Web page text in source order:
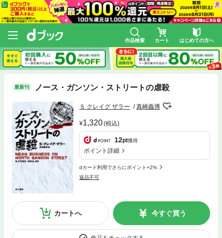
作品検索 カート はじめての方へ
最新刊 ノース・ガンソン・ストリートの虐殺
Ｓ クレイグ ザラー 真崎義博
1,320(税込)
12pt獲得
ポイント詳細
dカード利用でさらにポイント+2%
返品不可
カートへ 今すぐ買う